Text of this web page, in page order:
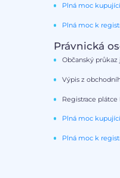
Plná moc
Plná moc k
Právnická
Občanský průkaz
Výpis z
Registrace plátce
Plná moc
Plná moc k